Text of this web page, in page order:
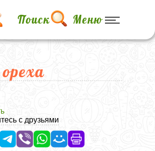
Поиск Меню
с друзьями